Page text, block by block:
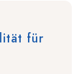
für